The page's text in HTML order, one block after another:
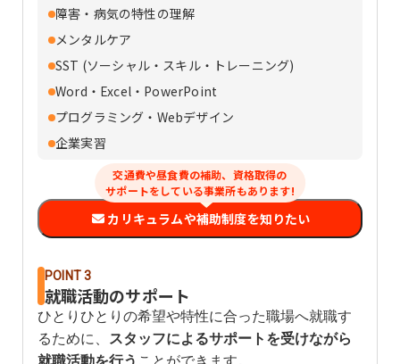
障害・病気の特性の理解
メンタルケア
SST (ソーシャル・スキル・トレーニング)
Word・Excel・PowerPoint
プログラミング・Webデザイン
企業実習
交通費や昼食費の補助、資格取得の
サポートをしている事業所もあります!
カリキュラムや補助制度を知りたい
POINT 3
就職活動のサポート
ひとりひとりの希望や特性に合った職場へ就職す
るために、
スタッフによるサポートを受けながら